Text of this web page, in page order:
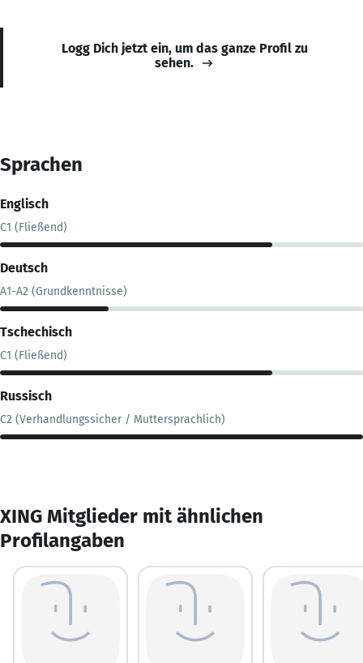
Logg Dich jetzt ein, um das ganze Profil zu
sehen.
Sprachen
Englisch
C1 (Fließend)
Deutsch
A1-A2 (Grundkenntnisse)
Tschechisch
C1 (Fließend)
Russisch
C2 (Verhandlungssicher / Muttersprachlich)
XING Mitglieder mit ähnlichen
Profilangaben